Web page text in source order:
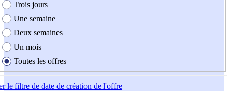
Trois jours
Une semaine
Deux semaines
Un mois
Toutes les offres
le filtre de date de création de l'offre